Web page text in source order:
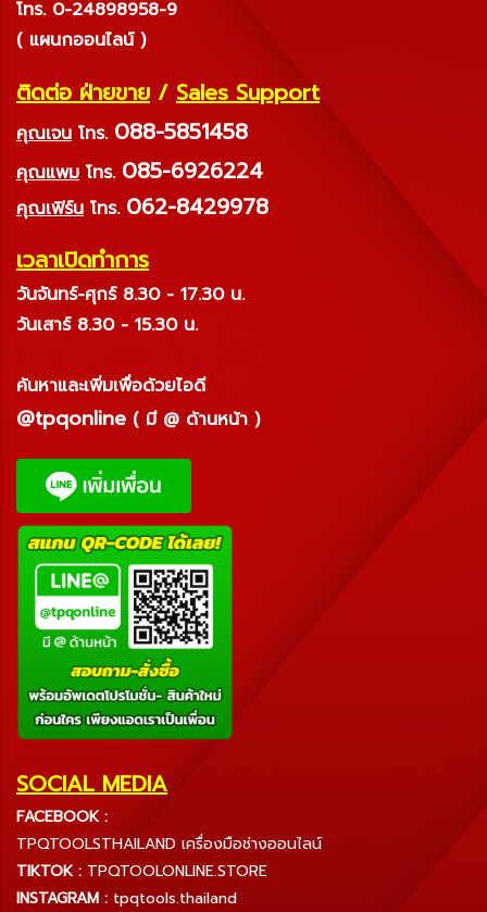
โทร. 0-24898958-9
( แผนกออนไลน์ )
ติดต่อ ฝ่ายขาย / Sales Support
คุณเจน โทร. 088-5851458
คุณแพม โทร. 085-6926224
คุณเฟิร์น โทร. 062-8429978
เวลาเปิดทำการ
วันจันทร์-ศุกร์ 8.30 - 17.30 น.
วันเสาร์ 8.30 - 15.30 น.
ค้นหาและเพิ่มเพื่อด้วยไอดี
@tpqonline ( มี @ ด้านหน้า )
SOCIAL MEDIA
FACEBOOK :
TPQTOOLSTHAILAND เครื่องมือช่างออนไลน์
TIKTOK : TPQTOOLONLINE.STORE
INSTAGRAM : tpqtools.thailand